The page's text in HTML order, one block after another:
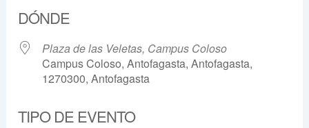
DÓNDE
Plaza de las Veletas, Campus Coloso
Campus Coloso, Antofagasta, Antofagasta,
1270300, Antofagasta
TIPO DE EVENTO